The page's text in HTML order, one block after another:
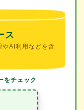
ス
やAI利用などを含
をチェック